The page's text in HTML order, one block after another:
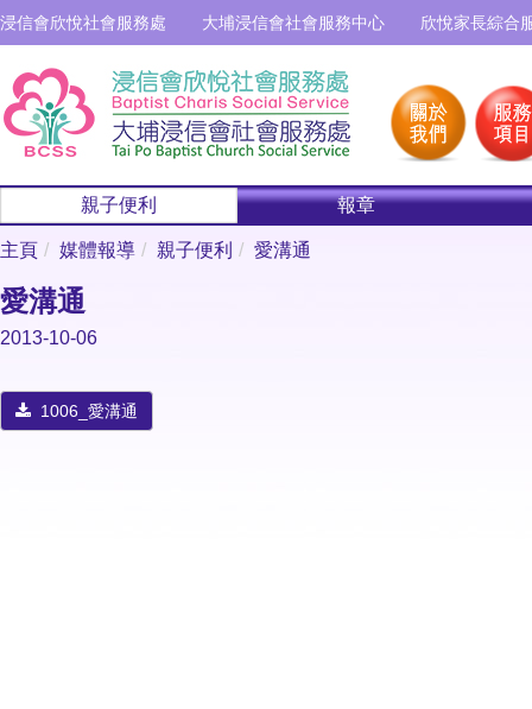
浸信會欣悅社會服務處 大埔浸信會社會服務中心 欣悅家長綜合
親子便利 報章
主頁 媒體報導 親子便利 愛溝通
愛溝通
2013-10-06
1006_愛溝通